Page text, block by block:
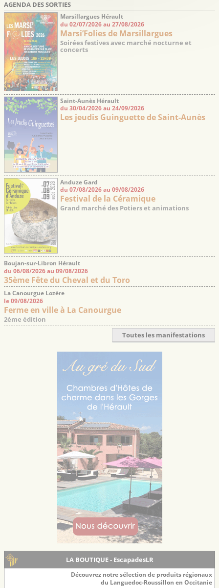
AGENDA DES SORTIES
Marsillargues Hérault
du 02/07/2026 au 27/08/2026
Marsi’Folies de Marsillargues
Soirées festives avec marché nocturne et
concerts
Saint-Aunès Hérault
du 30/04/2026 au 24/09/2026
Les jeudis Guinguette de Saint-Aunès
Anduze Gard
du 07/08/2026 au 09/08/2026
Festival de la Céramique
Grand marché des Potiers et animations
Boujan-sur-Libron Hérault
du 06/08/2026 au 09/08/2026
35ème Fête du Cheval et du Toro
La Canourgue Lozère
le 09/08/2026
Ferme en ville à La Canourgue
2ème édition
Toutes les manifestations
LA BOUTIQUE - EscapadesLR
Découvrez notre sélection de produits régionaux
du Languedoc-Roussillon en Occitanie